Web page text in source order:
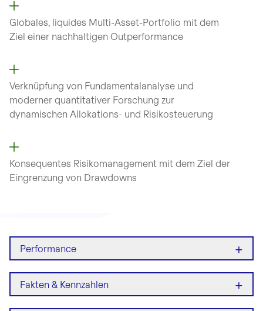
Globales, liquides Multi-Asset-Portfolio mit dem
Ziel einer nachhaltigen Outperformance
Verknüpfung von Fundamentalanalyse und
moderner quantitativer Forschung zur
dynamischen Allokations- und Risikosteuerung
Konsequentes Risikomanagement mit dem Ziel der
Eingrenzung von Drawdowns
Performance +
Fakten & Kennzahlen +